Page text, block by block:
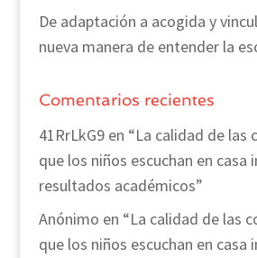
De adaptación a acogida y
nueva manera de entender la
Comentarios recientes
41RrLkG9en “La calidad de las
que los niños escuchan en casa
resultados académicos”
Anónimo en “La calidad de las
que los niños escuchan en casa